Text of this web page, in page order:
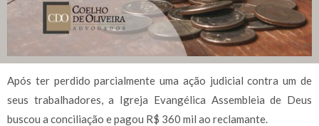
Após ter perdido parcialmente uma ação judicial contra um de
seus trabalhadores, a Igreja Evangélica Assembleia de Deus
buscou a conciliação e pagou R$ 360 mil ao reclamante.